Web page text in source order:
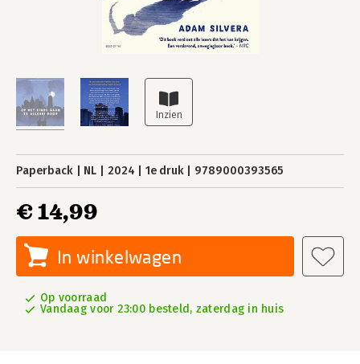
Paperback NL 2024 1e druk 9789000393565
€ 14,99
In winkelwagen
Op voorraad
Vandaag voor 23:00 besteld, zaterdag in huis